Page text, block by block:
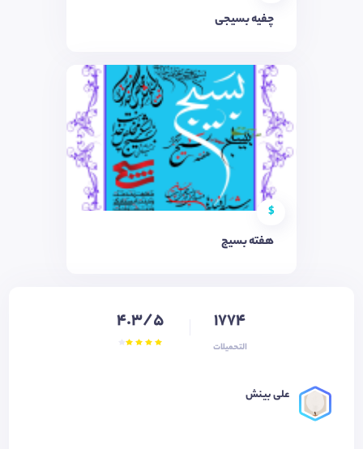
چفیه بسیجی
$
هفته بسیج
1774
التحميلات
4.3/5
علی بينش